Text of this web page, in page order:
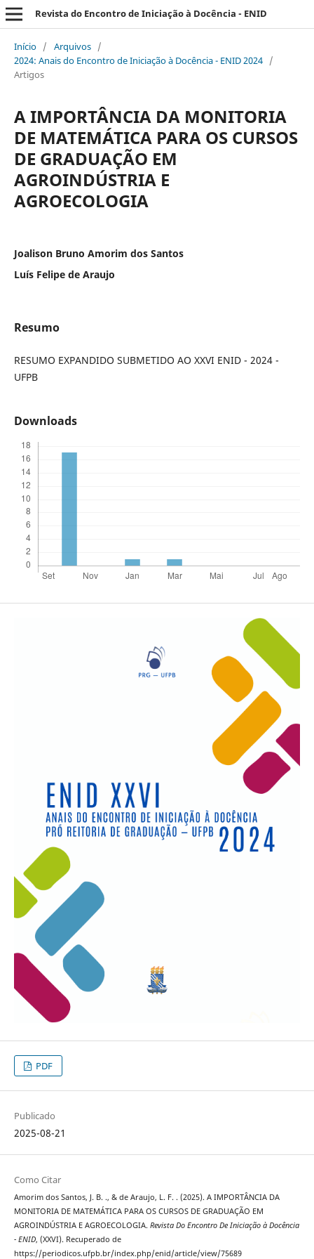
Revista do Encontro de Iniciação à Docência - ENID
Início / Arquivos /
2024: Anais do Encontro de Iniciação à Docência - ENID 2024 /
Artigos
A IMPORTÂNCIA DA MONITORIA
DE MATEMÁTICA PARA OS CURSOS
DE GRADUAÇÃO EM
AGROINDÚSTRIA E
AGROECOLOGIA
Joalison Bruno Amorim dos Santos
Luís Felipe de Araujo
Resumo
RESUMO EXPANDIDO SUBMETIDO AO XXVI ENID - 2024 -
UFPB
Downloads
PDF
Publicado
2025-08-21
Como Citar
Amorim dos Santos, J. B. ., & de Araujo, L. F. . (2025). A IMPORTÂNCIA DA
MONITORIA DE MATEMÁTICA PARA OS CURSOS DE GRADUAÇÃO EM
AGROINDÚSTRIA E AGROECOLOGIA. Revista Do Encontro De Iniciação à Docência
- ENID, (XXVI). Recuperado de
https://periodicos.ufpb.br/index.php/enid/article/view/75689